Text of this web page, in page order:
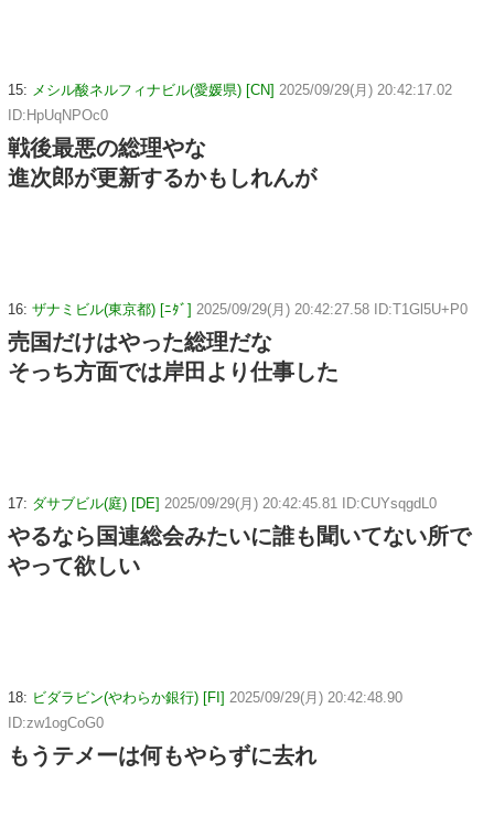
15: メシル酸ネルフィナビル(愛媛県) [CN] 2025/09/29(月) 20:42:17.02
ID:HpUqNPOc0
戦後最悪の総理やな
進次郎が更新するかもしれんが
16: ザナミビル(東京都) [ﾆﾀﾞ] 2025/09/29(月) 20:42:27.58 ID:T1Gl5U+P0
売国だけはやった総理だな
そっち方面では岸田より仕事した
17: ダサブビル(庭) [DE] 2025/09/29(月) 20:42:45.81 ID:CUYsqgdL0
やるなら国連総会みたいに誰も聞いてない所で
やって欲しい
18: ビダラビン(やわらか銀行) [FI] 2025/09/29(月) 20:42:48.90
ID:zw1ogCoG0
もうテメーは何もやらずに去れ